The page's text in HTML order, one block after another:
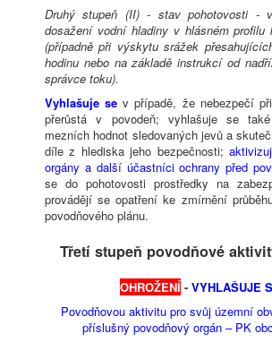
Druhý stupeň (II) - stav pohotovosti -
dosažení vodní hladiny v hlásném
(případně při výskytu srážek
hodinu nebo na základě instrukcí od
správce toku).
Vyhlašuje se v případě, že nebezpečí
přerůstá v povodeň; vyhlašuje se
mezních hodnot sledovaných jevů a
díle z hlediska jeho bezpečnosti;
orgány a další účastníci ochrany před
se do pohotovosti prostředky na
provádějí se opatření ke zmírnění
povodňového plánu.
Třetí stupeň povodňové
OHROŽENÍ - VYHLAŠUJE
Povodňovou aktivitu pro svůj územní
příslušný povodňový orgán – PK